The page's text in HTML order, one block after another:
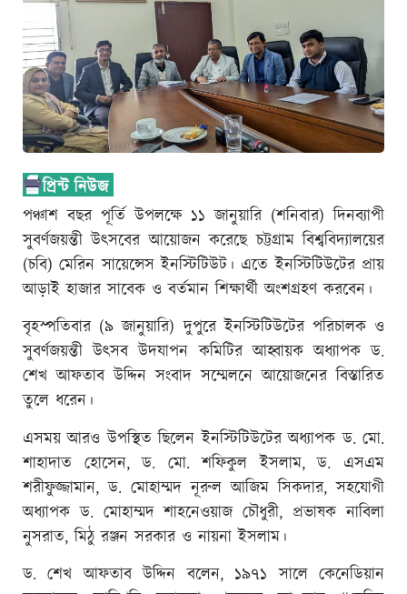
পঞ্চাশ বছর পূর্তি উপলক্ষে ১১ জানুয়ারি (শনিবার) দিনব্যাপী
সুবর্ণজয়ন্তী উৎসবের আয়োজন করেছে চট্টগ্রাম বিশ্ববিদ্যালয়ের
(চবি) মেরিন সায়েন্সেস ইনস্টিটিউট। এতে ইনস্টিটিউটের প্রায়
আড়াই হাজার সাবেক ও বর্তমান শিক্ষার্থী অংশগ্রহণ করবেন।
বৃহস্পতিবার (৯ জানুয়ারি) দুপুরে ইনস্টিটিউটের পরিচালক ও
সুবর্ণজয়ন্তী উৎসব উদযাপন কমিটির আহ্বায়ক অধ্যাপক ড.
শেখ আফতাব উদ্দিন সংবাদ সম্মেলনে আয়োজনের বিস্তারিত
তুলে ধরেন।
এসময় আরও উপস্থিত ছিলেন ইনস্টিটিউটের অধ্যাপক ড. মো.
শাহাদাত হোসেন, ড. মো. শফিকুল ইসলাম, ড. এসএম
শরীফুজ্জামান, ড. মোহাম্মদ নূরুল আজিম সিকদার, সহযোগী
অধ্যাপক ড. মোহাম্মদ শাহনেওয়াজ চৌধুরী, প্রভাষক নাবিলা
নুসরাত, মিঠু রঞ্জন সরকার ও নায়না ইসলাম।
ড. শেখ আফতাব উদ্দিন বলেন, ১৯৭১ সালে কেনেডিয়ান